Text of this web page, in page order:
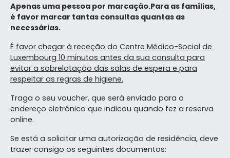
Apenas uma pessoa por marcação.Para as famílias,
é favor marcar tantas consultas quantas as
necessárias.
É favor chegar à receção do Centre Médico-Social de
Luxembourg 10 minutos antes da sua consulta para
evitar a sobrelotação das salas de espera e para
respeitar as regras de higiene.
Traga o seu voucher, que será enviado para o
endereço eletrónico que indicou quando fez a reserva
online.
Se está a solicitar uma autorização de residência, deve
trazer consigo os seguintes documentos: